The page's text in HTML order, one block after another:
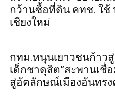
กว้านซื้อที่ดิน คทช. ใช้
เชียงใหม่
กทม.หนุนเยาวชนก้าว
เด็กชาดุสิต”สะพานเชื่
สู่อัตลักษณ์เมืองอันทร